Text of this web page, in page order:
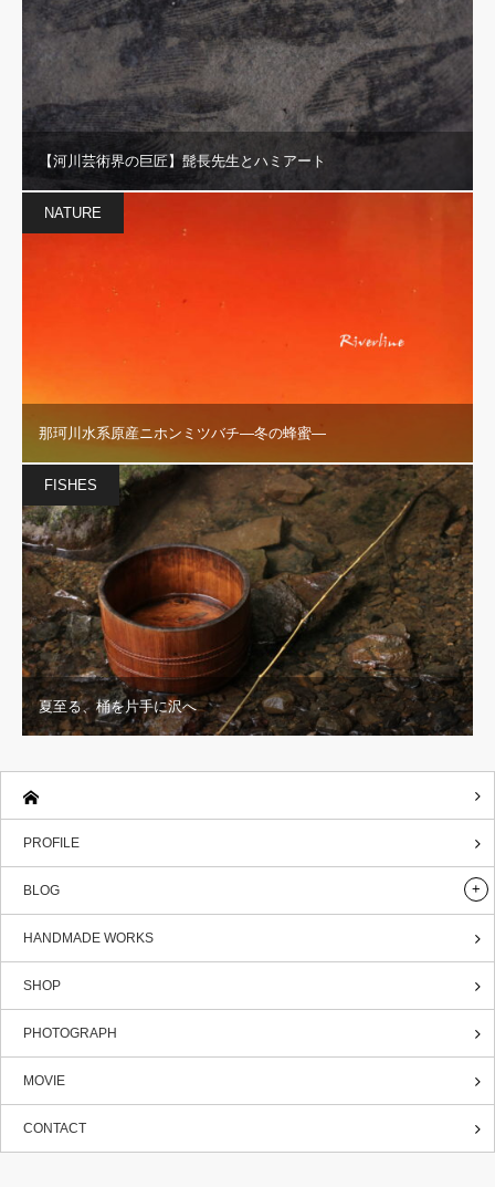
【河川芸術界の巨匠】髭長先生とハミアート
NATURE
那珂川水系原産ニホンミツバチ―冬の蜂蜜―
FISHES
夏至る、桶を片手に沢へ
PROFILE
BLOG
HANDMADE WORKS
SHOP
PHOTOGRAPH
MOVIE
CONTACT